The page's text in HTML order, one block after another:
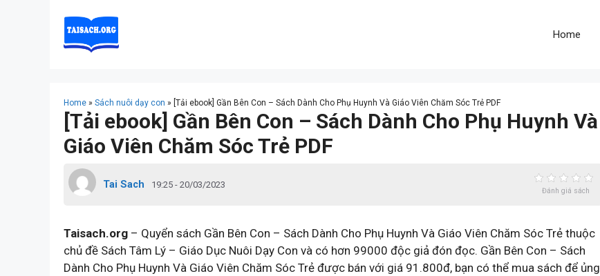
Home
Home » Sách nuôi dạy con » [Tải ebook] Gần Bên Con – Sách Dành Cho Phụ Huynh Và Giáo Viên Chăm Sóc Trẻ PDF
[Tải ebook] Gần Bên Con – Sách Dành Cho Phụ Huynh Và
Giáo Viên Chăm Sóc Trẻ PDF
Tai Sach 19:25 - 20/03/2023
Đánh giá sách
Taisach.org – Quyển sách Gần Bên Con – Sách Dành Cho Phụ Huynh Và Giáo Viên Chăm Sóc Trẻ thuộc
chủ đề Sách Tâm Lý – Giáo Dục Nuôi Dạy Con và có hơn 99000 độc giả đón đọc. Gần Bên Con – Sách
Dành Cho Phụ Huynh Và Giáo Viên Chăm Sóc Trẻ được bán với giá 91.800đ, bạn có thể mua sách để ủng